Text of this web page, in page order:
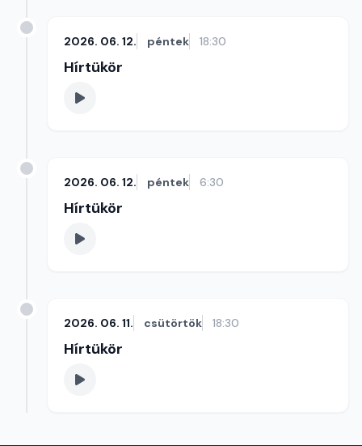
2026. 06. 12. péntek 18:30
Hírtükör
2026. 06. 12. péntek 6:30
Hírtükör
2026. 06. 11. csütörtök 18:30
Hírtükör